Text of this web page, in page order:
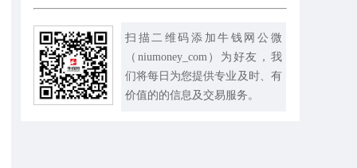
扫描二维码添加牛钱网公微
（niumoney_com）为好友，我
们将每日为您提供专业及时、有
价值的的信息及交易服务。